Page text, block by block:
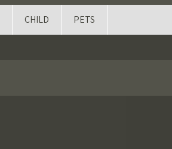
CHILD PETS